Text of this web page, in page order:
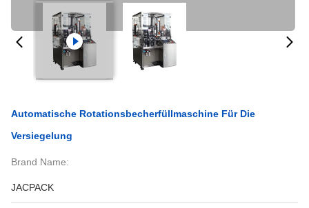
Automatische Rotationsbecherfüllmaschine Für Die
Versiegelung
Brand Name:
JACPACK